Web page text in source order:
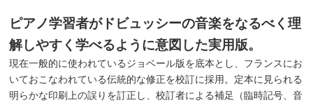
ピアノ学習者がドビュッシーの音楽をなるべく理
解しやすく学べるように意図した実用版。
現在一般的に使われているジョベール版を底本とし、フランスにお
いておこなわれている伝統的な修正を校訂に採用。定本に見られる
明らかな印刷上の誤りを訂正し、校訂者による補足（臨時記号、音